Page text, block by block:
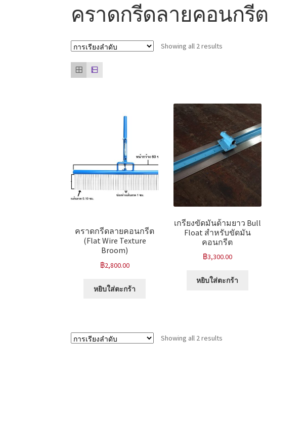
คราดกรีดลายคอนกรีต
Showing all 2 results
คราดกรีดลายคอนกรีต
(Flat Wire Texture
Broom)
฿2,800.00
หยิบใส่ตะกร้า
เกรียงขัดมันด้ามยาว Bull
Float สำหรับขัดมัน
คอนกรีต
฿3,300.00
หยิบใส่ตะกร้า
Showing all 2 results